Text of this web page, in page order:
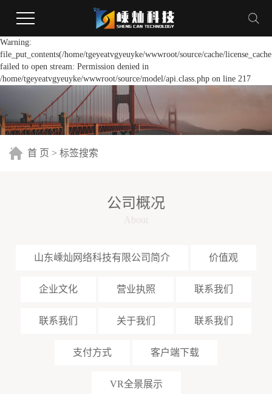
Warning:
file_put_contents(/home/tgeyeatvgyeuyke/wwwroot/source/cache/
failed to open stream: Permission denied in
/home/tgeyeatvgyeuyke/wwwroot/source/model/api.class.php on line 217
首 页 > 标签搜索
公司概况
山东嵊灿网络科技有限公司简介 价值观
企业文化 营业执照 联系我们
联系我们 关于我们 联系我们
支付方式 客户端下载
VR全景展示